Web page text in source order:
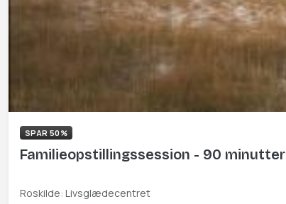
SPAR 50%
Familieopstillingssession - 90 minutter
Roskilde: Livsglædecentret